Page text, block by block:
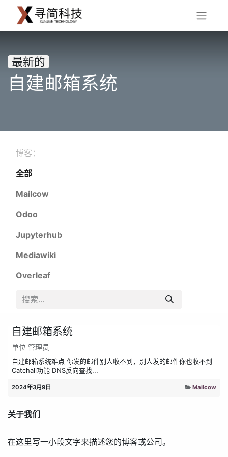
最新的
自建邮箱系统
博客：
全部
Mailcow
Odoo
Jupyterhub
Mediawiki
Overleaf
自建邮箱系统
单位 管理员
自建邮箱系统难点 你发的邮件别人收不到，别人发的邮件你也收不到
Catchall功能 DNS反向查找...
2024年3月9日 Mailcow
关于我们
在这里写一小段文字来描述您的博客或公司。